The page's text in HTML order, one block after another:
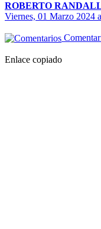
ROBERTO
Viernes, 01 Marzo 2024
Enlace copiado